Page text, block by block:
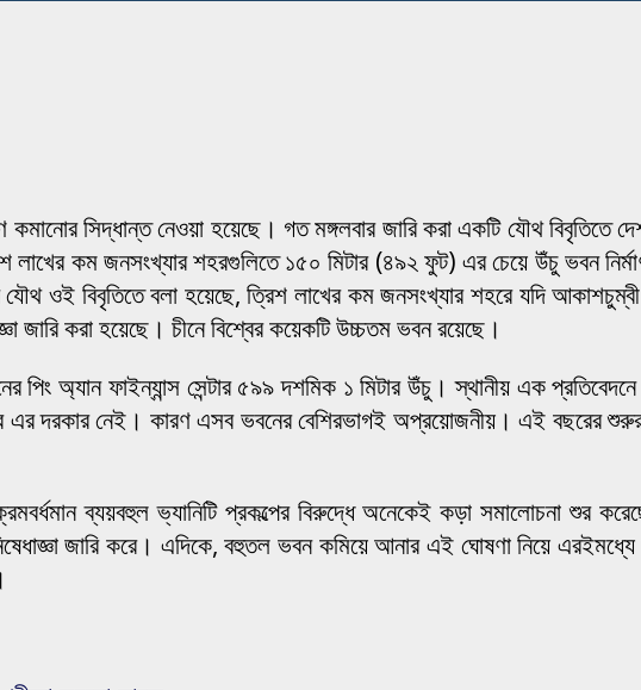
সিদ্ধান্ত নেওয়া হয়েছে। গত মঙ্গলবার জারি করা একটি যৌথ বিবৃতিতে
লাখের কম জনসংখ্যার শহরগুলিতে ১৫০ মিটার (৪৯২ ফুট) এর চেয়ে উঁচু ভবন
যৌথ ওই বিবৃতিতে বলা হয়েছে, ত্রিশ লাখের কম জনসংখ্যার শহরে যদি
জারি করা হয়েছে। চীনে বিশ্বের কয়েকটি উচ্চতম ভবন রয়েছে।
পিং অ্যান ফাইন্যান্স সেন্টার ৫৯৯ দশমিক ১ মিটার উঁচু। স্থানীয় এক
দরকার নেই। কারণ এসব ভবনের বেশিরভাগই অপ্রয়োজনীয়। এই বছরের
ব্যয়বহুল ভ্যানিটি প্রকল্পের বিরুদ্ধে অনেকেই কড়া সমালোচনা শুর
জারি করে। এদিকে, বহুতল ভবন কমিয়ে আনার এই ঘোষণা নিয়ে